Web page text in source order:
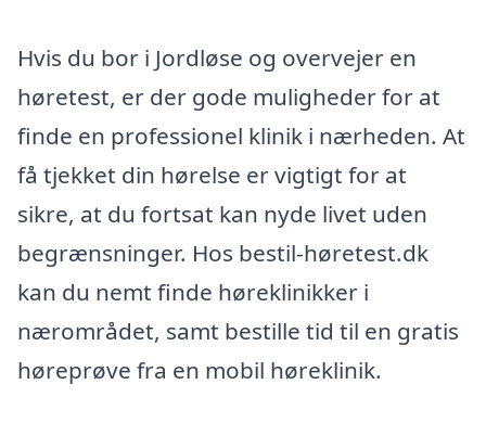
Hvis du bor i Jordløse og overvejer en
høretest, er der gode muligheder for at
finde en professionel klinik i nærheden. At
få tjekket din hørelse er vigtigt for at
sikre, at du fortsat kan nyde livet uden
begrænsninger. Hos bestil-høretest.dk
kan du nemt finde høreklinikker i
nærområdet, samt bestille tid til en gratis
høreprøve fra en mobil høreklinik.